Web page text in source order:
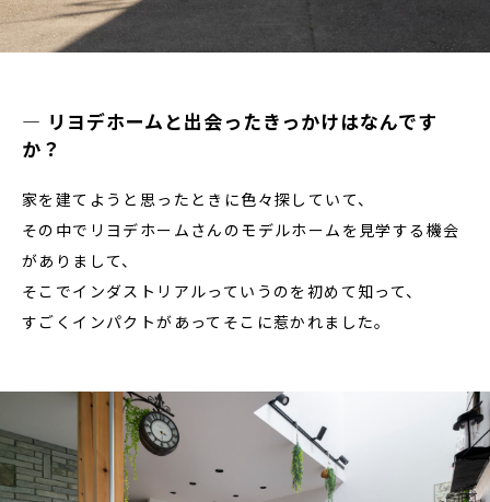
― リヨデホームと出会ったきっかけはなんです
か？
家を建てようと思ったときに色々探していて、
その中でリヨデホームさんのモデルホームを見学する機会
がありまして、
そこでインダストリアルっていうのを初めて知って、
すごくインパクトがあってそこに惹かれました。